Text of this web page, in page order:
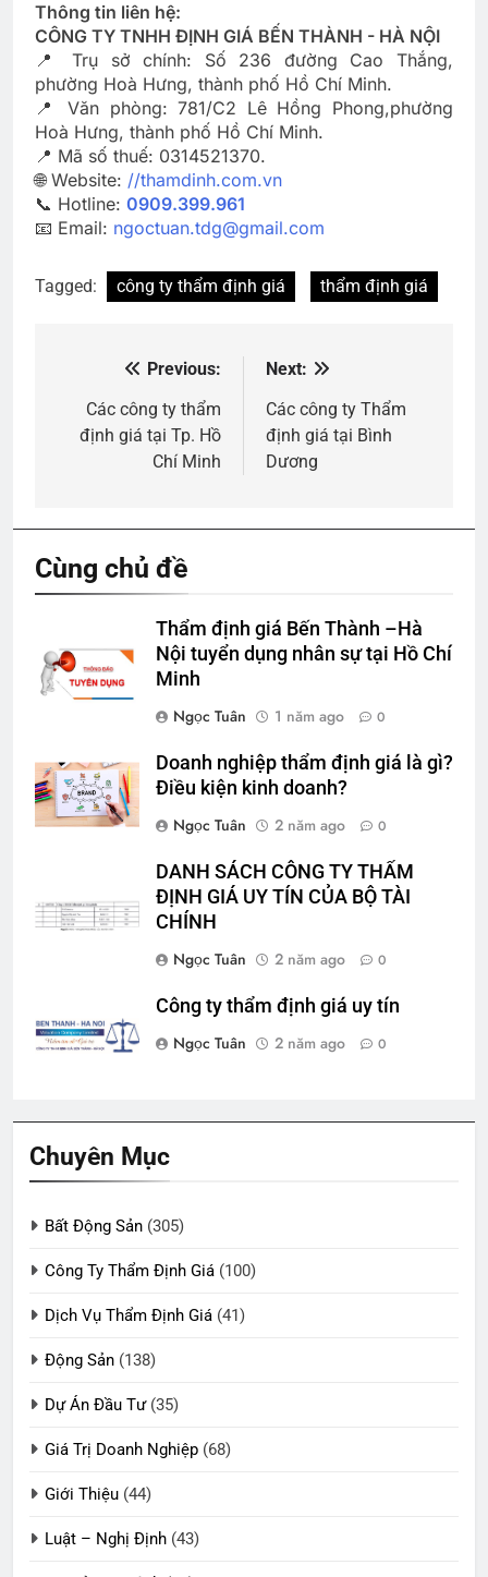
Thông tin liên hệ:
CÔNG TY TNHH ĐỊNH GIÁ BẾN THÀNH - HÀ NỘI
📍 Trụ sở chính: Số 236 đường Cao Thắng,
phường Hoà Hưng, thành phố Hồ Chí Minh.
📍 Văn phòng: 781/C2 Lê Hồng Phong,phường
Hoà Hưng, thành phố Hồ Chí Minh.
📍 Mã số thuế: 0314521370.
🌐 Website: //thamdinh.com.vn
📞 Hotline: 0909.399.961
📧 Email: ngoctuan.tdg@gmail.com
Tagged: công ty thẩm định giá thẩm định giá
hướng
Previous:
Các công ty thẩm
định giá tại Tp. Hồ
Chí Minh
Next:
Các công ty Thẩm
định giá tại Bình
Dương
Cùng chủ đề
Thẩm định giá Bến Thành –Hà
Nội tuyển dụng nhân sự tại Hồ Chí
Minh
Ngọc Tuân
1 năm ago 0
Doanh nghiệp thẩm định giá là gì?
Điều kiện kinh doanh?
Ngọc Tuân
2 năm ago 0
DANH SÁCH CÔNG TY THẨM
ĐỊNH GIÁ UY TÍN CỦA BỘ TÀI
CHÍNH
Ngọc Tuân
2 năm ago 0
Công ty thẩm định giá uy tín
Ngọc Tuân
2 năm ago 0
Chuyên Mục
Bất Động Sản (305)
Công Ty Thẩm Định Giá (100)
Dịch Vụ Thẩm Định Giá (41)
Động Sản (138)
Dự Án Đầu Tư(35)
Giá Trị Doanh Nghiệp (68)
Giới Thiệu (44)
Luật – Nghị Định (43)